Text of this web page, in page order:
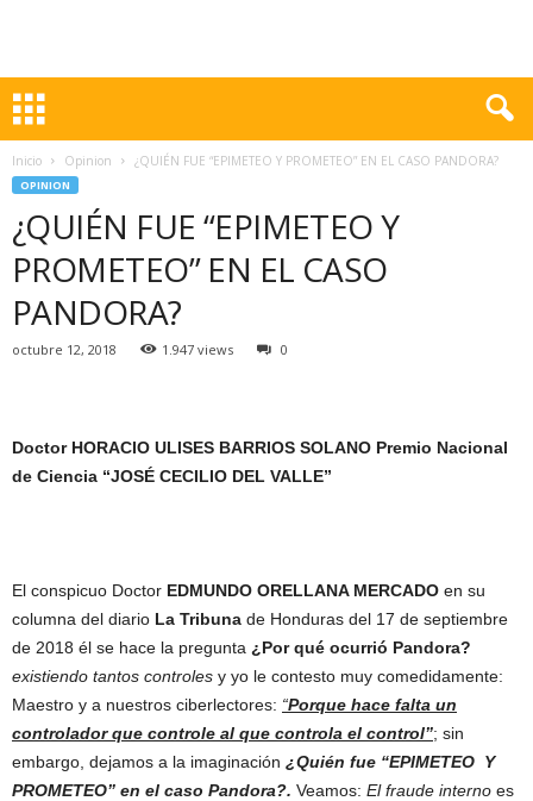
Inicio Opinion ¿QUIÉN FUE “EPIMETEO Y PROMETEO” EN EL CASO PANDORA?
OPINION
¿QUIÉN FUE “EPIMETEO Y
PROMETEO” EN EL CASO
PANDORA?
octubre 12, 2018 1.947 views 0
Doctor HORACIO ULISES BARRIOS SOLANO Premio Nacional
de Ciencia “JOSÉ CECILIO DEL VALLE”
El conspicuo Doctor EDMUNDO ORELLANA MERCADO en su
columna del diario La Tribuna de Honduras del 17 de septiembre
de 2018 él se hace la pregunta ¿Por qué ocurrió Pandora?
existiendo tantos controles y yo le contesto muy comedidamente:
Maestro y a nuestros ciberlectores: “Porque hace falta un
controlador que controle al que controla el control”; sin
embargo, dejamos a la imaginación ¿Quién fue “EPIMETEO Y
PROMETEO” en el caso Pandora?. Veamos: El fraude interno es